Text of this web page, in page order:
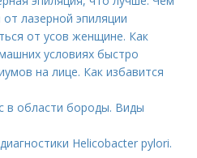
лазерной эпиляции
от усов женщине. Как
условиях быстро
на лице. Как избавится
в области бороды. Виды
Helicobacter pylori.